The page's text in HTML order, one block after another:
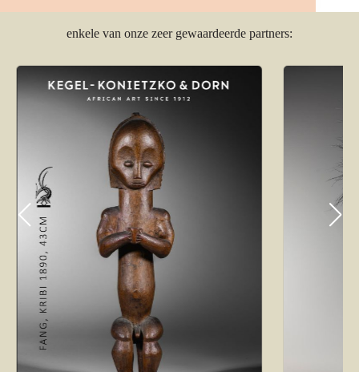
enkele van onze zeer gewaardeerde partners: